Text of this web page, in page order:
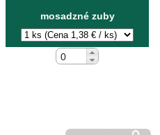
mosadzné zuby